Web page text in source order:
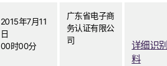
2015年7月11
日
00时00分
广东省电子商
务认证有限公
司
详细识
料